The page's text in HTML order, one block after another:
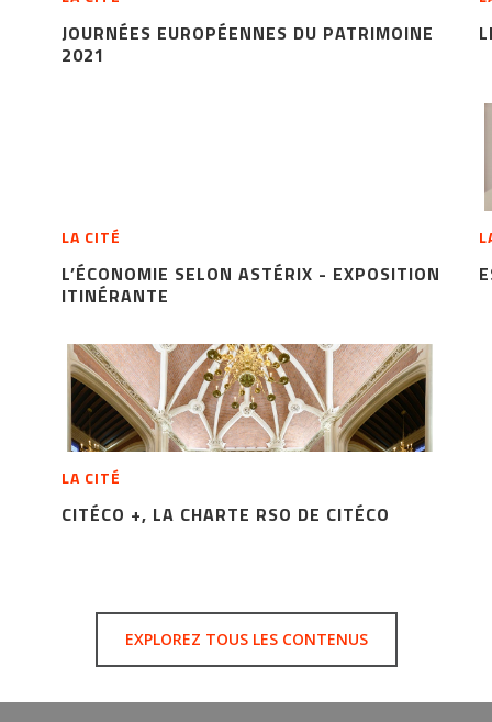
JOURNÉES EUROPÉENNES DU PATRIMOINE
2021
LA CITÉ
L’ÉCONOMIE SELON ASTÉRIX - EXPOSITION
ITINÉRANTE
LA CITÉ
CITÉCO +, LA CHARTE RSO DE CITÉCO
EXPLOREZ TOUS LES CONTENUS